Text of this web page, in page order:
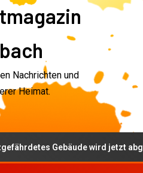
Nachrichten und
Heimat.
Gebäude wird jetzt abgerissen